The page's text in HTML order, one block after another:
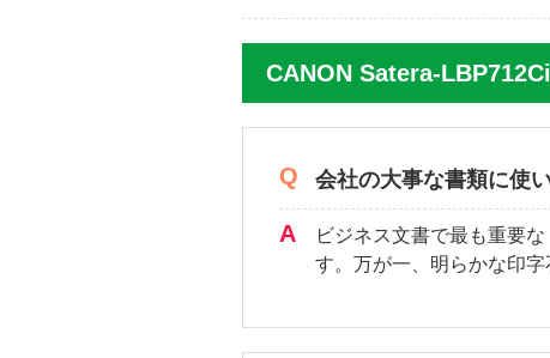
CANON Satera-
会社の大事な書類に使
ビジネス文書で最も重要
す。万が一、明らかな印